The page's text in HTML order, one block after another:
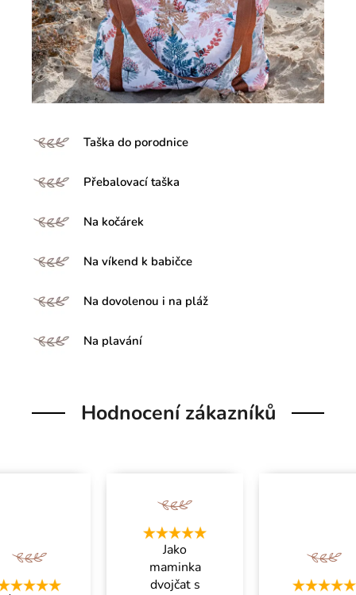
Taška do porodnice
Přebalovací taška
Na kočárek
Na víkend k babičce
Na dovolenou i na pláž
Na plavání
Hodnocení zákazníků
Jako
maminka
dvojčat s